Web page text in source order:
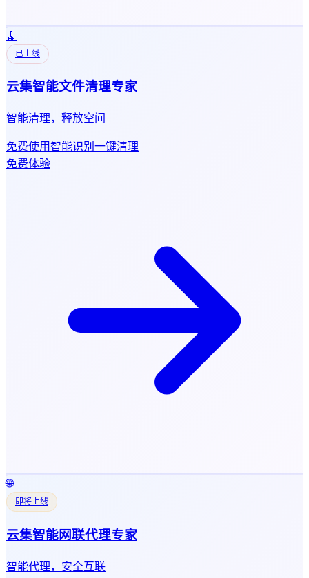
🧹
已上线
云集智能文件清理专家
智能清理，释放空间
免费使用智能识别 一键清理
免费体验
🌐
即将上线
云集智能网联代理专家
智能代理，安全互联